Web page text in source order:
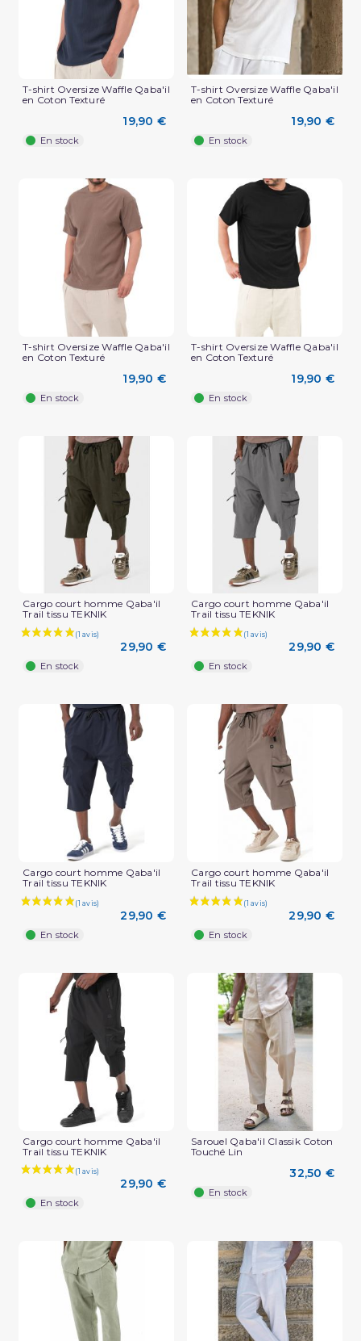
(3 avis)
(3 avis)
T-shirt Oversize Waffle Qaba'il
en Coton Texturé
19,90 €
En stock
T-shirt Oversize Waffle Qaba'il
en Coton Texturé
19,90 €
En stock
T-shirt Oversize Waffle Qaba'il
en Coton Texturé
19,90 €
En stock
T-shirt Oversize Waffle Qaba'il
en Coton Texturé
19,90 €
En stock
Cargo court homme Qaba'il
Trail tissu TEKNIK
29,90 €
En stock
Cargo court homme Qaba'il
Trail tissu TEKNIK
29,90 €
En stock
Cargo court homme Qaba'il
Trail tissu TEKNIK
29,90 €
En stock
Cargo court homme Qaba'il
Trail tissu TEKNIK
29,90 €
En stock
Cargo court homme Qaba'il
Trail tissu TEKNIK
29,90 €
En stock
Sarouel Qaba'il Classik Coton
Touché Lin
32,50 €
En stock